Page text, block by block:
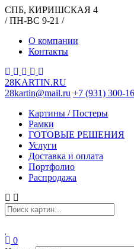
СПБ, КИРИШСКАЯ 4
/ ПН-ВС 9-21 /
О компании
Контакты
28KARTIN.RU
28kartin@mail.ru +7 (931) 300-
Картины / Постеры
Рамки
ГОТОВЫЕ РЕШЕНИЯ
Услуги
Доставка и оплата
Портфолио
Распродажа
0